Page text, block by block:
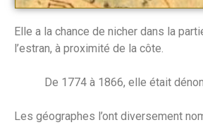
Elle a la chance de nicher dans la
l’estran, à proximité de la côte.
De 1774 à 1866, elle était
Les géographes l’ont diversement